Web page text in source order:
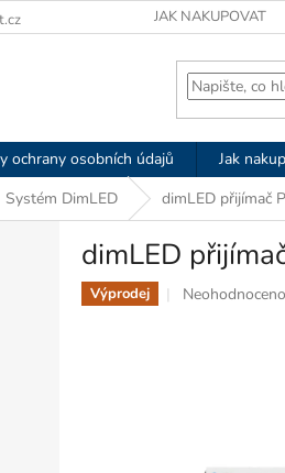
JAK NAKUPOVAT
ochrany osobních údajů Jak
Systém DimLED dimLED přijímač
dimLED
Výprodej
Průměrné
Neohodnoceno